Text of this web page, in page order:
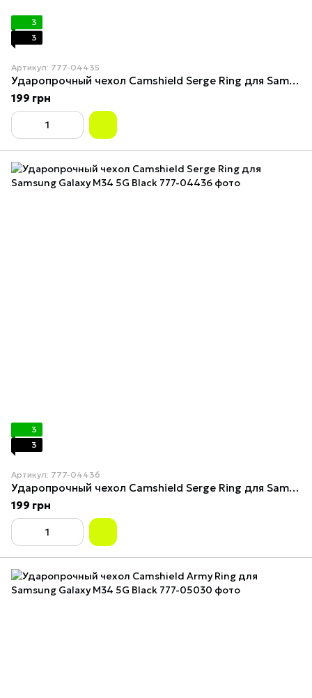
3
3
Артикул: 777-04435
Ударопрочный чехол Camshield Serge Ring для Samsung Galaxy M34 5G Blue
199 грн
3
3
Артикул: 777-04436
Ударопрочный чехол Camshield Serge Ring для Samsung Galaxy M34 5G Black
199 грн